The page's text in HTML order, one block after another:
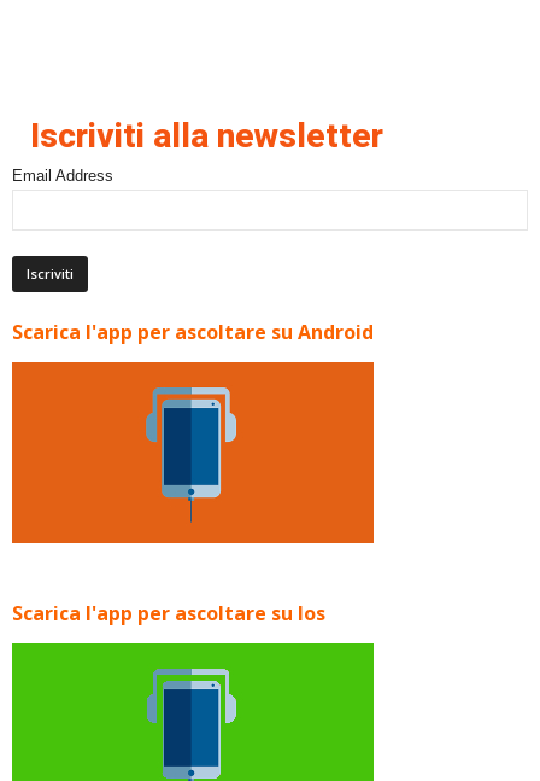
Iscriviti alla newsletter
Email Address
Scarica l'app per ascoltare su Android
Scarica l'app per ascoltare su Ios